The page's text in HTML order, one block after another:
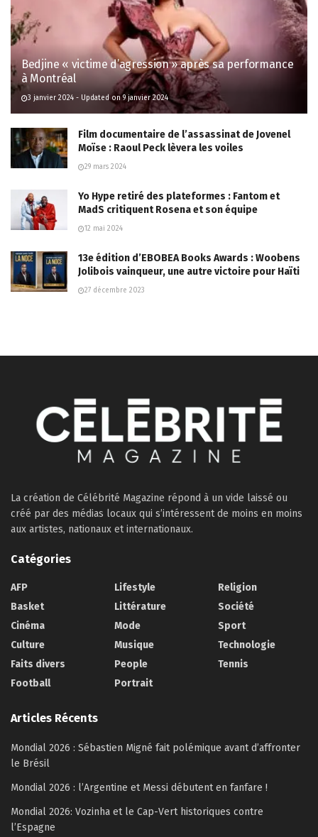
Bedjine « victime d’agression » après sa performance
à Montréal
3 janvier 2024 - Updated on 9 janvier 2024
Film documentaire de l’assassinat de Jovenel
Moïse : Raoul Peck lèvera les voiles
29 mars 2024
Yo Hype retiré des plateformes : Fantom et
MadS critiquent Rosena et son équipe
12 mai 2024
13e édition d’EBOBEA Books Awards : Woobens
Jolibois vainqueur, une autre victoire pour Haïti
27 décembre 2023
La création de Célébrité Magazine répond à un vide laissé ou
créé par des médias locaux qui s’intéressent de moins en moins
aux artistes, nationaux et internationaux.
Catégories
AFP
Basket
Cinéma
Culture
Faits divers
Football
Lifestyle
Littérature
Mode
Musique
People
Portrait
Religion
Société
Sport
Technologie
Tennis
Articles Récents
Mondial 2026 : Sébastien Migné fait polémique avant d’affronter
le Brésil
Mondial 2026 : l’Argentine et Messi débutent en fanfare !
Mondial 2026: Vozinha et le Cap-Vert historiques contre
l’Espagne